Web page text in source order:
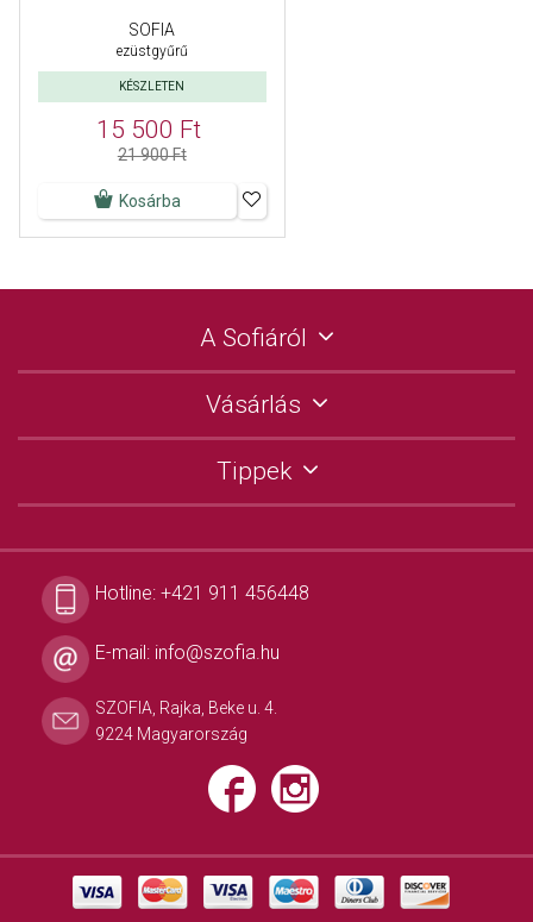
SOFIA
ezüstgyűrű
KÉSZLETEN
15 500 Ft
21 900 Ft
Kosárba
A Sofiáról
Vásárlás
Tippek
Hotline: +421 911 456448
E-mail: info@szofia.hu
SZOFIA, Rajka, Beke u. 4.
9224 Magyarország